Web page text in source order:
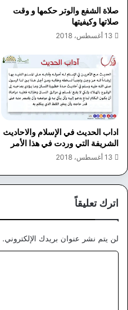
صلاة الشفع والوتر حكمها و وقت
صلاتها وكيفيتها
13 أغسطس، 2018
اداب الحديث في الإسلام والاحاديث
الشريفة التي وردت في هذا الأمر
13 أغسطس، 2018
اترك تعليقاً
لن يتم نشر عنوان بريدك الإلكتروني.